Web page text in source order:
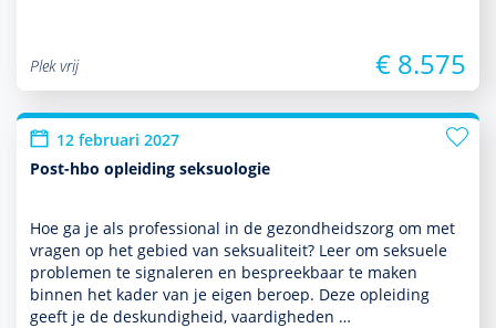
Plek vrij € 8.575
12 februari 2027
Post-hbo opleiding seksuologie
Hoe ga je als professional in de gezond­heids­zorg om met
vragen op het gebied van seksuali­teit? Leer om seksuele
pro­ble­men te signa­leren en bespreekbaar te maken
binnen het kader van je eigen beroep. Deze opleiding
geeft je de des­kun­dig­heid, vaar­dig­heden …